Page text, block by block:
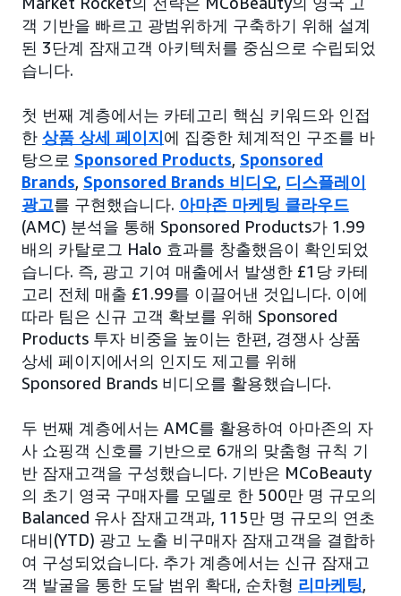
객 기반을 빠르고 광범위하게 구축하기 위해 설계
된 3단계 잠재고객 아키텍처를 중심으로 수립되었
습니다.
첫 번째 계층에서는 카테고리 핵심 키워드와 인접
한 상품 상세 페이지에 집중한 체계적인 구조를 바
탕으로 Sponsored Products, Sponsored
Brands, Sponsored Brands 비디오, 디스플레이
광고를 구현했습니다. 아마존 마케팅 클라우드
(AMC) 분석을 통해 Sponsored Products가 1.99
배의 카탈로그 Halo 효과를 창출했음이 확인되었
습니다. 즉, 광고 기여 매출에서 발생한 £1당 카테
고리 전체 매출 £1.99를 이끌어낸 것입니다. 이에
따라 팀은 신규 고객 확보를 위해 Sponsored
Products 투자 비중을 높이는 한편, 경쟁사 상품
상세 페이지에서의 인지도 제고를 위해
Sponsored Brands 비디오를 활용했습니다.
두 번째 계층에서는 AMC를 활용하여 아마존의 자
사 쇼핑객 신호를 기반으로 6개의 맞춤형 규칙 기
반 잠재고객을 구성했습니다. 기반은 MCoBeauty
의 초기 영국 구매자를 모델로 한 500만 명 규모의
Balanced 유사 잠재고객과, 115만 명 규모의 연초
대비(YTD) 광고 노출 비구매자 잠재고객을 결합하
여 구성되었습니다. 추가 계층에서는 신규 잠재고
객 발굴을 통한 도달 범위 확대, 순차형 리마케팅,